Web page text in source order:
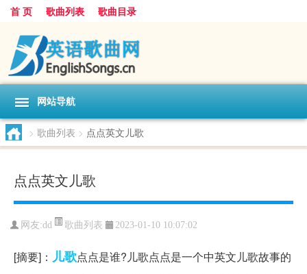
首 页 歌曲列表 歌曲目录
网站导航
> 歌曲列表 > 点点英文儿歌
点点英文儿歌
网友:dd 歌曲列表 2023-01-10 10:07:02
[摘要]： 儿歌点点是谁?儿歌点点是一个中英文儿歌故事的